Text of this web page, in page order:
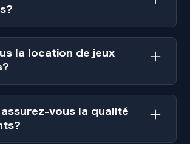
partenaires qui le font!
nous n’offrons pas de
Ce type de service
approbations et des permis
que nous avons.
la location de jeux
pas la location de jeux
pouvons cependant vous
avec des partenaires qui
vous la qualité